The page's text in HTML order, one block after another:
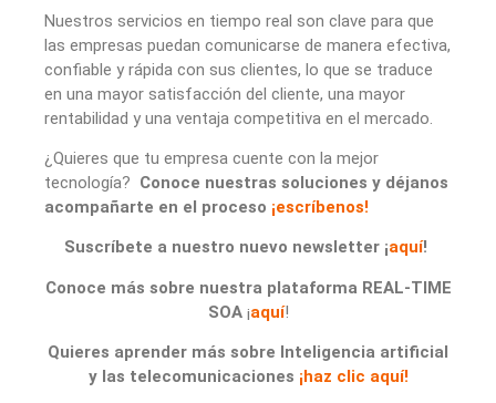
Nuestros servicios en tiempo real son clave para que
las empresas puedan comunicarse de manera efectiva,
confiable y rápida con sus clientes, lo que se traduce
en una mayor satisfacción del cliente, una mayor
rentabilidad y una ventaja competitiva en el mercado.
¿Quieres que tu empresa cuente con la mejor
tecnología? Conoce nuestras soluciones y déjanos
acompañarte en el proceso ¡escríbenos!
Suscríbete a nuestro nuevo newsletter ¡aquí!
Conoce más sobre nuestra plataforma REAL-TIME
SOA¡aquí!
Quieres aprender más sobre Inteligencia artificial
y las telecomunicaciones ¡haz clic aquí!